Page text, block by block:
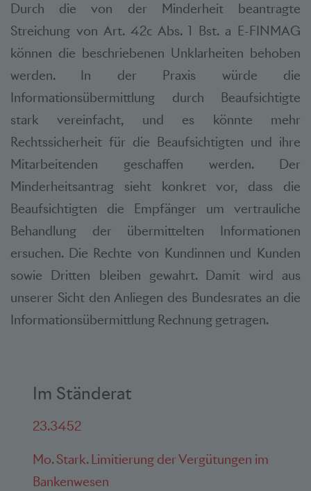
Durch die von der Minderheit beantragte
Streichung von Art. 42c Abs. 1 Bst. a E-FINMAG
können die beschriebenen Unklarheiten behoben
werden. In der Praxis würde die
Informationsübermittlung durch Beaufsichtigte
stark vereinfacht, und es könnte mehr
Rechtssicherheit für die Beaufsichtigten und ihre
Mitarbeitenden geschaffen werden. Der
Minderheitsantrag sieht konkret vor, dass die
Beaufsichtigten die Empfänger um vertrauliche
Behandlung der übermittelten Informationen
ersuchen. Die Rechte von Kundinnen und Kunden
sowie Dritten bleiben gewahrt. Damit wird aus
unserer Sicht den Anliegen des Bundesrates an die
Informationsübermittlung Rechnung getragen.
Im Ständerat
23.3452
Mo. Stark. Limitierung der Vergütungen im
Bankenwesen